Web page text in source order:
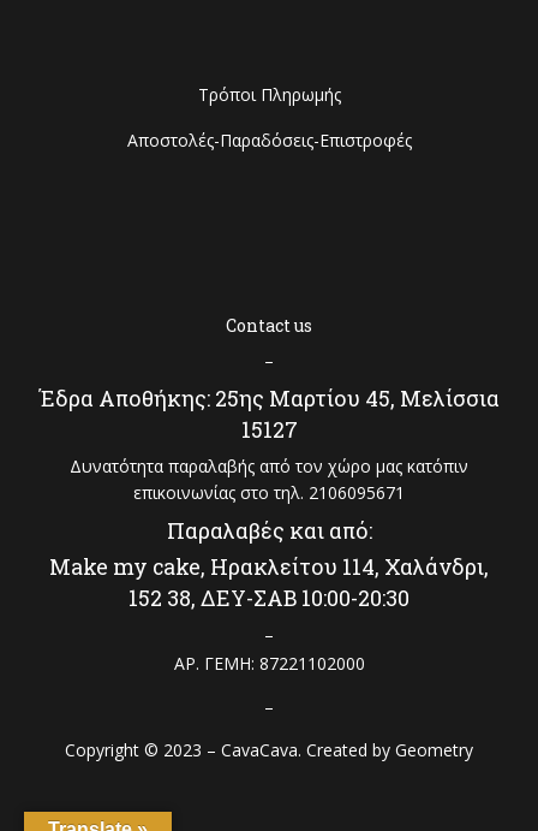
Τρόποι Πληρωμής
Αποστολές-Παραδόσεις-Επιστροφές
Contact us
–
Έδρα Αποθήκης: 25ης Μαρτίου 45, Μελίσσια
15127
Δυνατότητα παραλαβής από τον χώρο μας κατόπιν
επικοινωνίας στο τηλ. 2106095671
Παραλαβές και από:
Make my cake, Ηρακλείτου 114, Χαλάνδρι,
152 38, ΔΕΥ-ΣΑΒ 10:00-20:30
–
ΑΡ. ΓΕΜΗ: 87221102000
–
Copyright © 2023 – CavaCava. Created by Geometry